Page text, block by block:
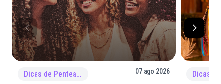
Dicas de Penteado 07 ago 2026